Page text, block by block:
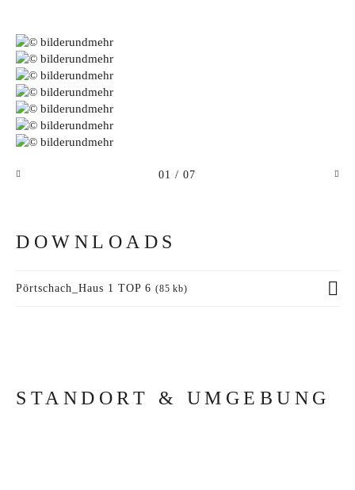
01 / 07
DOWNLOADS
Pörtschach_Haus 1 TOP 6 (85 kb)
STANDORT & UMGEBUNG